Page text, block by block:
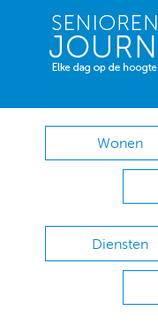
Wonen
Diensten